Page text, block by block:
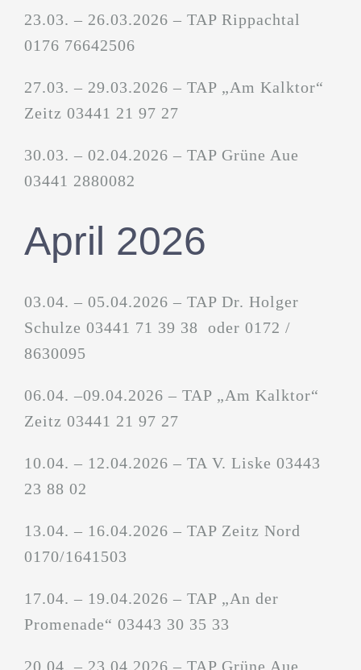
23.03. – 26.03.2026 – TAP Rippachtal
0176 76642506
27.03. – 29.03.2026 – TAP „Am Kalktor“
Zeitz 03441 21 97 27
30.03. – 02.04.2026 – TAP Grüne Aue
03441 2880082
April 2026
03.04. – 05.04.2026 – TAP Dr. Holger
Schulze 03441 71 39 38 oder 0172 /
8630095
06.04. –09.04.2026 – TAP „Am Kalktor“
Zeitz 03441 21 97 27
10.04. – 12.04.2026 – TA V. Liske 03443
23 88 02
13.04. – 16.04.2026 – TAP Zeitz Nord
0170/1641503
17.04. – 19.04.2026 – TAP „An der
Promenade“ 03443 30 35 33
20.04. – 23.04.2026 – TAP Grüne Aue